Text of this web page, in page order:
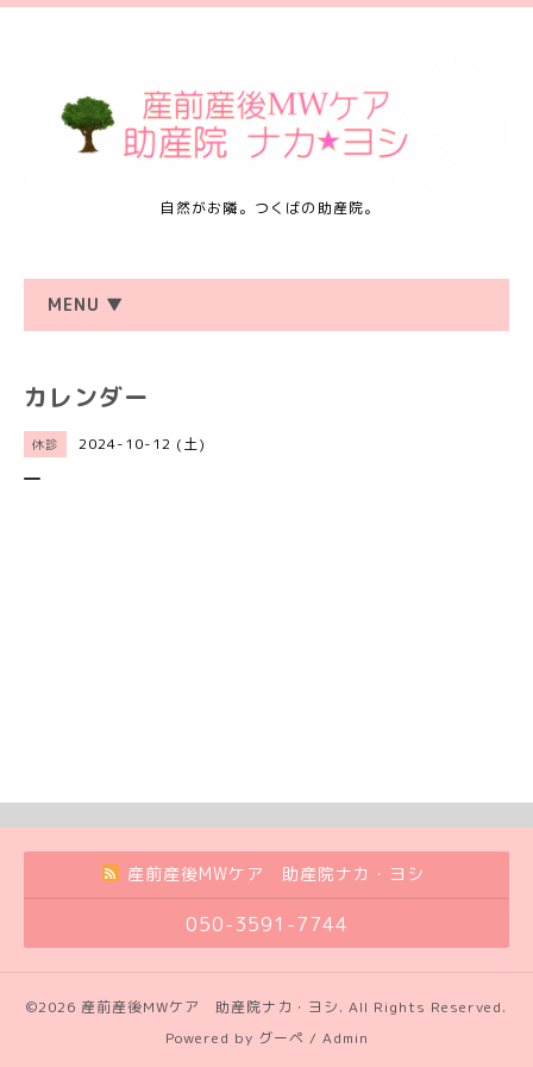
自然がお隣。つくばの助産院。
MENU ▼
カレンダー
休診 2024-10-12 (土)
―
産前産後MWケア 助産院ナカ・ヨシ
050-3591-7744
©2026 産前産後MWケア 助産院ナカ・ヨシ. All Rights Reserved.
Powered by グーペ / Admin